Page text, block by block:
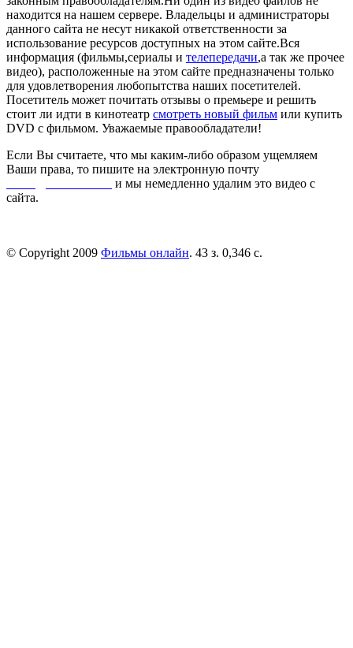
находится на нашем сервере. Владельцы и администраторы
данного сайта не несут никакой ответственности за
использование ресурсов доступных на этом сайте.Вся
информация (фильмы,сериалы и телепередачи,а так же прочее
видео), расположенные на этом сайте предназначены только
для удовлетворения любопытства наших посетителей.
Посетитель может почитать отзывы о премьере и решить
стоит ли идти в кинотеатр смотреть новый фильм или купить
DVD с фильмом. Уважаемые правообладатели!
Если Вы считаете, что мы каким-либо образом ущемляем
Ваши права, то пишите на электронную почту
и мы немедленно удалим это видео с
сайта.
© Copyright 2009 Фильмы онлайн. 43 з. 0,346 с.